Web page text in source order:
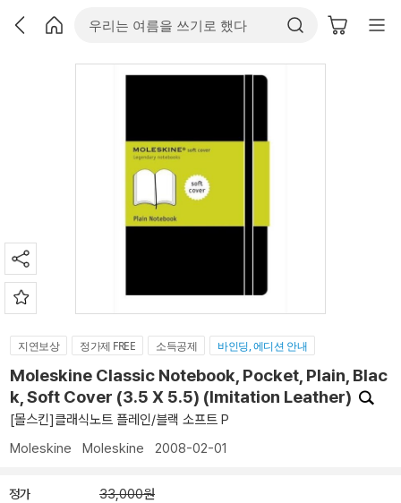
지연보상 정가제 FREE 소득공제 바인딩, 에디션 안내
Moleskine Classic Notebook, Pocket, Plain, Blac
k, Soft Cover (3.5 X 5.5) (Imitation Leather)
[몰스킨]클래식노트 플레인/블랙 소프트 P
Moleskine
Moleskine 2008-02-01
정가 33,000원